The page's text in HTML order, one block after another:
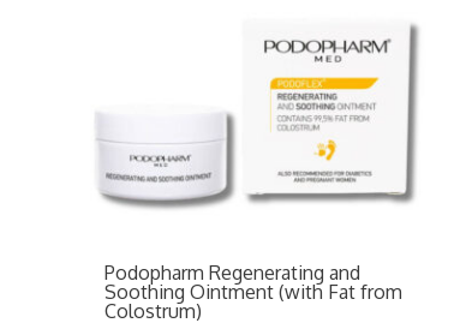
Podopharm Regenerating and
Soothing Ointment (with Fat from
Colostrum)